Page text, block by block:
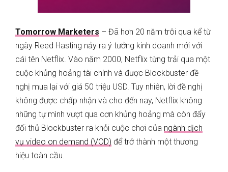
Tomorrow Marketers – Đã hơn 20 năm trôi qua kể từ
ngày Reed Hasting nảy ra ý tưởng kinh doanh mới với
cái tên Netflix. Vào năm 2000, Netflix từng trải qua một
cuộc khủng hoảng tài chính và được Blockbuster đề
nghị mua lại với giá 50 triệu USD. Tuy nhiên, lời đề nghị
không được chấp nhận và cho đến nay, Netflix không
những tự mình vượt qua cơn khủng hoảng mà còn đẩy
đối thủ Blockbuster ra khỏi cuộc chơi của ngành dịch
vụ video on demand (VOD) để trở thành một thương
hiệu toàn cầu.